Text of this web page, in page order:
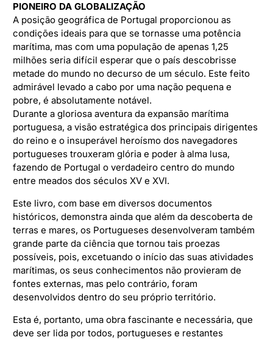
PIONEIRO DA GLOBALIZAÇÃO
A posição geográfica de Portugal proporcionou as
condições ideais para que se tornasse uma potência
marítima, mas com uma população de apenas 1,25
milhões seria difícil esperar que o país descobrisse
metade do mundo no decurso de um século. Este feito
admirável levado a cabo por uma nação pequena e
pobre, é absolutamente notável.
Durante a gloriosa aventura da expansão marítima
portuguesa, a visão estratégica dos principais dirigentes
do reino e o insuperável heroísmo dos navegadores
portugueses trouxeram glória e poder à alma lusa,
fazendo de Portugal o verdadeiro centro do mundo
entre meados dos séculos XV e XVI.
Este livro, com base em diversos documentos
históricos, demonstra ainda que além da descoberta de
terras e mares, os Portugueses desenvolveram também
grande parte da ciência que tornou tais proezas
possíveis, pois, excetuando o início das suas atividades
marítimas, os seus conhecimentos não provieram de
fontes externas, mas pelo contrário, foram
desenvolvidos dentro do seu próprio território.
Esta é, portanto, uma obra fascinante e necessária, que
deve ser lida por todos, portugueses e restantes